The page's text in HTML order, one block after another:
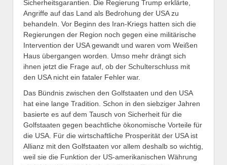
Sicherheitsgarantien. Die Regierung Trump erklärte,
Angriffe auf das Land als Bedrohung der USA zu
behandeln. Vor Beginn des Iran-Kriegs hatten sich die
Regierungen der Region noch gegen eine militärische
Intervention der USA gewandt und waren vom Weißen
Haus übergangen worden. Umso mehr drängt sich
ihnen jetzt die Frage auf, ob der Schulterschluss mit
den USA nicht ein fataler Fehler war.
Das Bündnis zwischen den Golfstaaten und den USA
hat eine lange Tradition. Schon in den siebziger Jahren
basierte es auf dem Tausch von Sicherheit für die
Golfstaaten gegen beachtliche ökonomische Vorteile für
die USA. Für die wirtschaftliche Prosperität der USA ist
Allianz mit den Golfstaaten vor allem deshalb so wichtig,
weil sie die Funktion der US-amerikanischen Währung